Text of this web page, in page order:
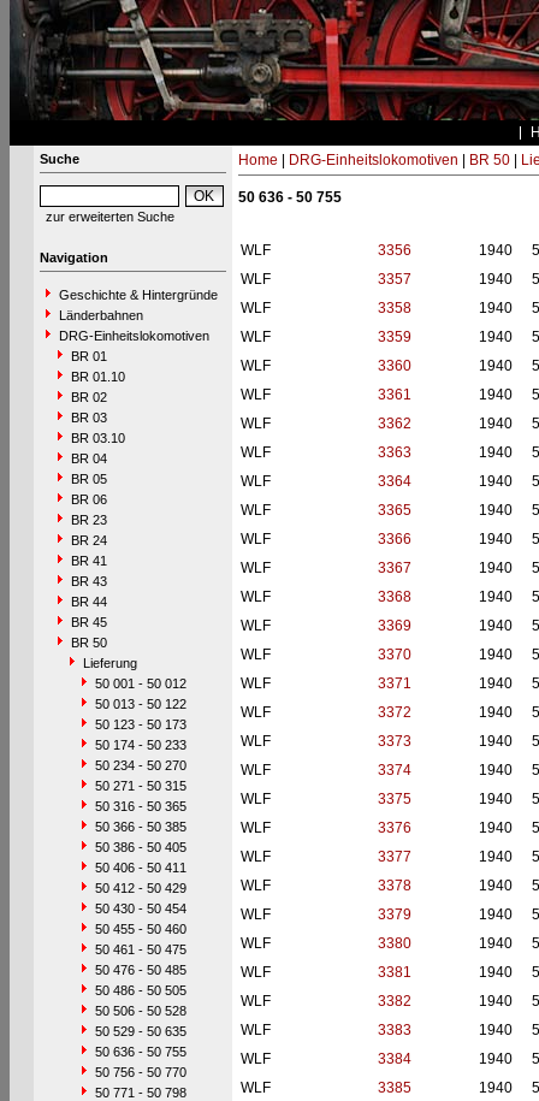
Suche
zur erweiterten Suche
Navigation
Geschichte & Hintergründe
Länderbahnen
DRG-Einheitslokomotiven
BR 01
BR 01.10
BR 02
BR 03
BR 03.10
BR 04
BR 05
BR 06
BR 23
BR 24
BR 41
BR 43
BR 44
BR 45
BR 50
Lieferung
50 001 - 50 012
50 013 - 50 122
50 123 - 50 173
50 174 - 50 233
50 234 - 50 270
50 271 - 50 315
50 316 - 50 365
50 366 - 50 385
50 386 - 50 405
50 406 - 50 411
50 412 - 50 429
50 430 - 50 454
50 455 - 50 460
50 461 - 50 475
50 476 - 50 485
50 486 - 50 505
50 506 - 50 528
50 529 - 50 635
50 636 - 50 755
50 756 - 50 770
50 771 - 50 798
Home DRG-Einheitslokomotiven BR 50|
50 636 - 50 755
WLF 3356 1940
WLF
3357 1940
WLF
3358 1940
WLF
3359 1940
WLF
3360 1940
WLF
3361 1940
WLF
3362 1940
WLF
3363 1940
WLF
3364 1940
WLF
3365 1940
WLF
3366 1940
WLF
3367 1940
WLF
3368 1940
WLF
3369 1940
WLF
3370 1940
WLF
3371 1940
WLF
3372 1940
WLF
3373 1940
WLF
3374 1940
WLF
3375 1940
WLF
3376 1940
WLF
3377 1940
WLF
3378 1940
WLF
3379 1940
WLF
3380 1940
WLF
3381 1940
WLF
3382 1940
WLF
3383 1940
WLF
3384 1940
WLF
3385 1940